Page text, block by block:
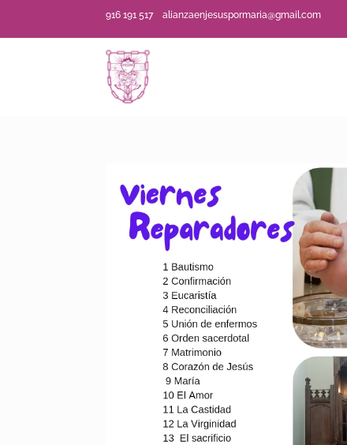
916 191 517alianzaenjesuspormaria@gmail.com